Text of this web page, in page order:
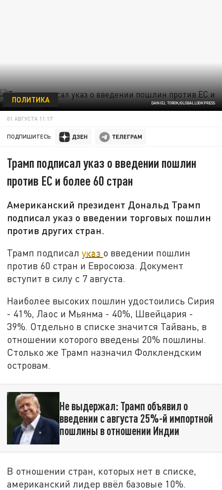
DANIEL TOROK/GLOBALLOOKPRESS
ПОЛИТИКА
01 АВГУСТА 11:17
ПОДПИШИТЕСЬ:
Трамп подписал указ о введении пошлин
против ЕС и более 60 стран
Американский президент Дональд Трамп
подписал указ о введении торговых пошлин
против других стран.
Трамп подписалуказ о введении пошлин
против 60 стран и Евросоюза. Документ
вступит в силу с 7 августа.
Наиболее высоких пошлин удостоились Сирия
- 41%, Лаос и Мьянма - 40%, Швейцария -
39%. Отдельно в списке значится Тайвань, в
отношении которого введены 20% пошлины.
Столько же Трамп назначил Фолклендским
островам.
Не выдержал: Трамп объявил о
введении с августа 25%-й импортной
пошлины в отношении Индии
В отношении стран, которых нет в списке,
американский лидер ввёл базовые 10%.